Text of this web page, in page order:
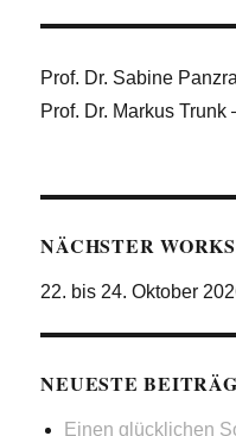
Prof. Dr. Sabine
Prof. Dr. Markus Trunk
NÄCHSTER
22. bis 24. Oktober
NEUESTE
Einen glücklichen